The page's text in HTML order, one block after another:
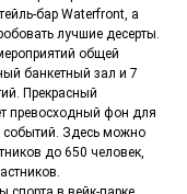
бар Waterfront, а
лучшие десерты.
общей
банкетный зал и 7
Прекрасный
превосходный фон для
Здесь можно
до 650 человек,